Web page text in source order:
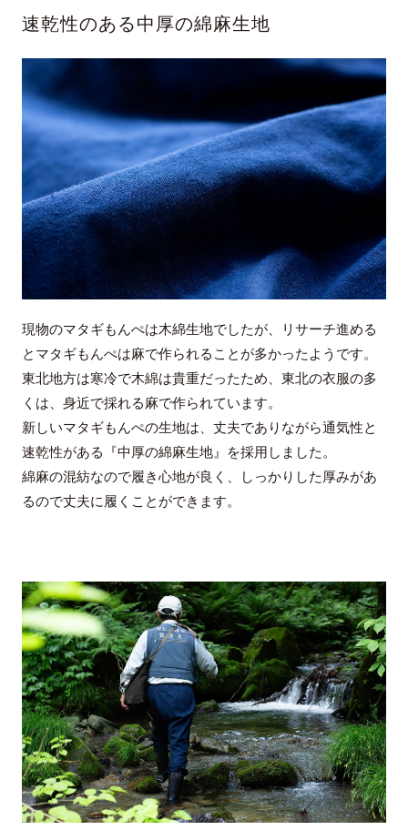
速乾性のある中厚の綿麻生地
現物のマタギもんぺは木綿生地でしたが、リサーチ進める
とマタギもんぺは麻で作られることが多かったようです。
東北地方は寒冷で木綿は貴重だったため、東北の衣服の多
くは、身近で採れる麻で作られています。
新しいマタギもんぺの生地は、丈夫でありながら通気性と
速乾性がある『中厚の綿麻生地』を採用しました。
綿麻の混紡なので履き心地が良く、しっかりした厚みがあ
るので丈夫に履くことができます。